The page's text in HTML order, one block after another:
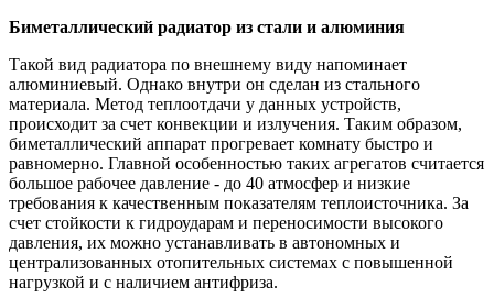
Биметаллический радиатор из стали и алюминия
Такой вид радиатора по внешнему виду напоминает
алюминиевый. Однако внутри он сделан из стального
материала. Метод теплоотдачи у данных устройств,
происходит за счет конвекции и излучения. Таким образом,
биметаллический аппарат прогревает комнату быстро и
равномерно. Главной особенностью таких агрегатов считается
большое рабочее давление - до 40 атмосфер и низкие
требования к качественным показателям теплоисточника. За
счет стойкости к гидроударам и переносимости высокого
давления, их можно устанавливать в автономных и
централизованных отопительных системах с повышенной
нагрузкой и с наличием антифриза.